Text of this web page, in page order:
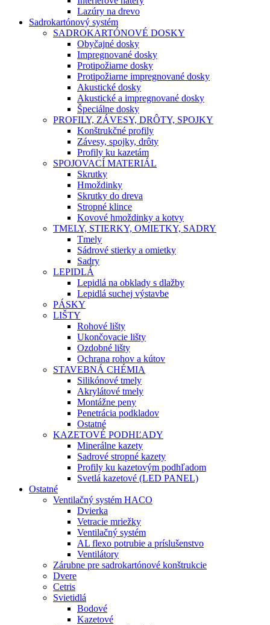
Lazúry na drevo
Sadrokartónový systém
SADROKARTÓNOVÉ DOSKY
Obyčajné dosky
Impregnované dosky
Protipožiarne dosky
Protipožiarne impregnované dosky
Akustické dosky
Akustické a impregnované dosky
Špeciálne dosky
PROFILY, ZÁVESY, DRÔTY, SPOJKY
Konštrukčné profily
Závesy, spojky, drôty
Profily ku kazetám
SPOJOVACÍ MATERIÁL
Skrutky
Hmoždinky
Skrutky do dreva
Stropné klince
Kovové hmoždinky a kotvy
TMELY, STIERKY, OMIETKY, SADRY
Tmely
Sádrové stierky a omietky
Sadry
LEPIDLÁ
Lepidlá na obklady s dlažby
Lepidlá suchej výstavbe
PÁSKY
LIŠTY
Rohové lišty
Ukončovacie lišty
Ozdobné lišty
Ochrana rohov a kútov
STAVEBNÁ CHÉMIA
Silikónové tmely
Akrylátové tmely
Montážne peny
Penetrácia podkladov
Ostatné
KAZETOVÉ PODHĽADY
Minerálne kazety
Sadrové stropné kazety
Profily ku kazetovým podhľadom
Svetlá kazetové (LED PANEL)
Ostatné
Ventilačný systém HACO
Dvierka
Vetracie mriežky
Ventilačný systém
AL flexo potrubie a príslušenstvo
Ventilátory
Zárubne pre sadrokartónové konštrukcie
Dvere
Cetris
Svietidlá
Bodové
Kazetové